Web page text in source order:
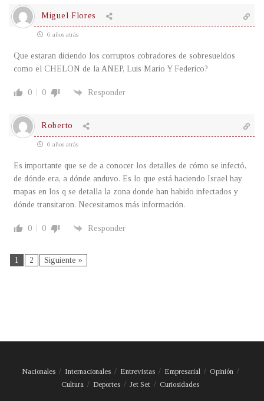
Miguel Flores
6 años atrás
Que estaran diciendo los corruptos cobradores de sobresueldos
como el CHELON de la ANEP, Luis Mario Y Federico?
0 0 Responder
Roberto
6 años atrás
Es importante que se de a conocer los detalles de cómo se infectó,
de dónde era, a dónde anduvo. Es lo que está haciendo Israel hay
mapas en los q se detalla la zona donde han habido infectados y
dónde transitaron. Necesitamos más información.
0 0 Responder
1 2 Siguiente »
Nacionales Internacionales Entrevistas Empresarial
Opinión
Cultura
Deportes Jet Set Curiosidades